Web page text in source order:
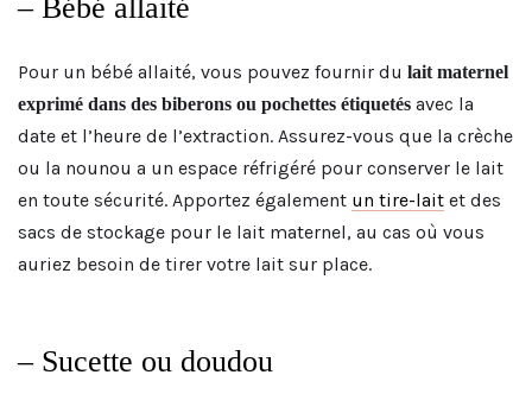
– Bébé allaité
Pour un bébé allaité, vous pouvez fournir du lait maternel
exprimé dans des biberons ou pochettes étiquetés avec la
date et l’heure de l’extraction. Assurez-vous que la crèche
ou la nounou a un espace réfrigéré pour conserver le lait
en toute sécurité. Apportez également un tire-lait et des
sacs de stockage pour le lait maternel, au cas où vous
auriez besoin de tirer votre lait sur place.
– Sucette ou doudou